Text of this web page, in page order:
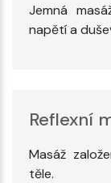
Jemná
napětí a
Reflexní
Masáž
těle.